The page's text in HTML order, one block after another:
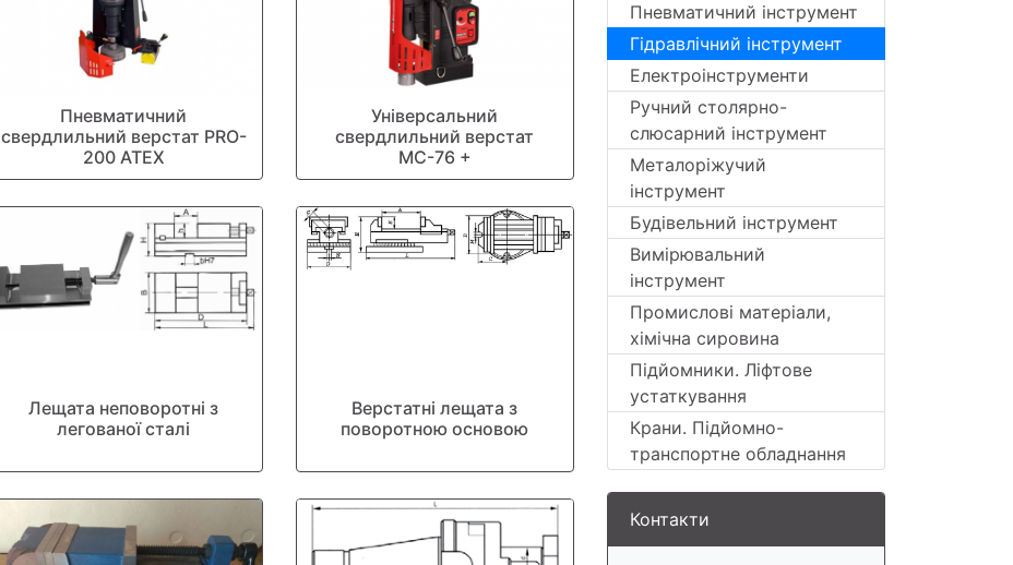
Пневматичний
свердлильний верстат PRO-
200 ATEX
Універсальний
свердлильний верстат
МС-76 +
Лещата неповоротні з
легованої сталі
Верстатні лещата з
поворотною основою
Пневматичний інструмент
Гідравлічний інструмент
Електроінструменти
Ручний столярно-
слюсарний інструмент
Металоріжучий
інструмент
Будівельний інструмент
Вимірювальний
інструмент
Промислові матеріали,
хімічна сировина
Підйомники. Ліфтове
устаткування
Крани. Підйомно-
транспортне обладнання
Контакти